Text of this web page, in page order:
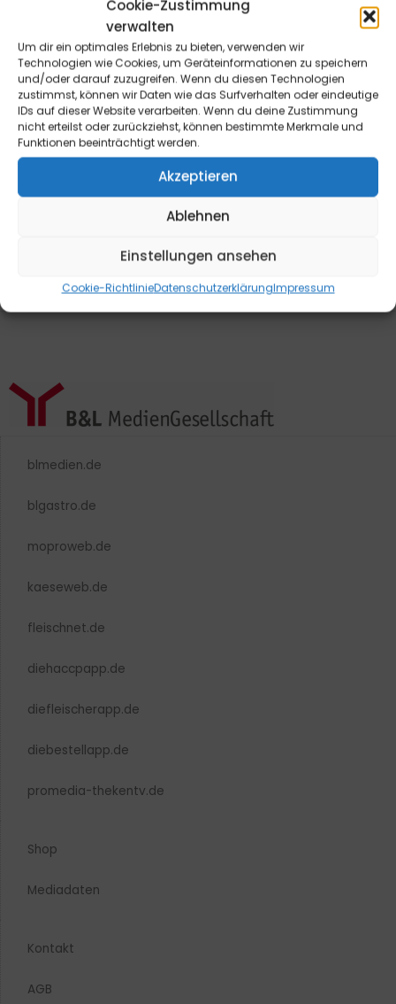
Cookie-Zustimmung
verwalten
Um dir ein optimales Erlebnis zu bieten, verwenden wir
Technologien wie Cookies, um Geräteinformationen zu speichern
und/oder darauf zuzugreifen. Wenn du diesen Technologien
zustimmst, können wir Daten wie das Surfverhalten oder eindeutige
IDs auf dieser Website verarbeiten. Wenn du deine Zustimmung
nicht erteilst oder zurückziehst, können bestimmte Merkmale und
Funktionen beeinträchtigt werden.
Akzeptieren
Ablehnen
Einstellungen ansehen
Cookie-RichtlinieDatenschutzerklärungImpressum
Widerrufsrecht für Endverbraucher: Die Bestellung kann
innerhalb von 14 Tagen ohne Angabe von Gründen
telefonisch oder schriftlich (z.B. E-Mail, Fax, Brief) oder
durch Rücksendung der Ware widerrufen werden. Die
Frist beginnt frühestens mit Erhalt dieser Belehrung. Zur
Wahrung der Widerrufsfrist genügt die rechtzeitige
telefonische oder schriftliche Kündigung bzw.
Absendung der Ware an die B&L MedienGesellschaft
mbH & Co. KG., Max-Volmer-Straße 28, 40724 Hilden,
Tel.: 02103/204-0, E-Mail: info@blmedien.de. Weitere
blmedien.de
blgastro.de
moproweb.de
kaeseweb.de
fleischnet.de
diehaccpapp.de
diefleischerapp.de
diebestellapp.de
promedia-thekentv.de
Shop
Mediadaten
Kontakt
AGB